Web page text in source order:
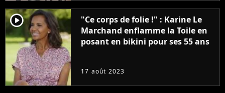
player2
"Ce corps de folie !" : Karine Le
Marchand enflamme la Toile en
posant en bikini pour ses 55 ans
17 août 2023